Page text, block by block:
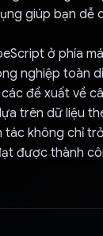
giúp bạn dễ
ở phía
nghiệp toàn
đề xuất về
trên dữ liệu
tác không chỉ
được thành